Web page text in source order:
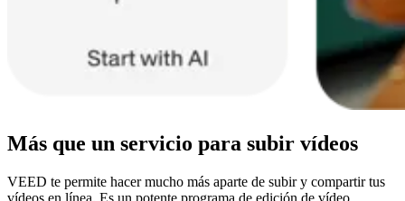
Más que un servicio para subir vídeos
VEED te permite hacer mucho más aparte de subir y compartir tus
vídeos en línea. Es un potente programa de edición de vídeo